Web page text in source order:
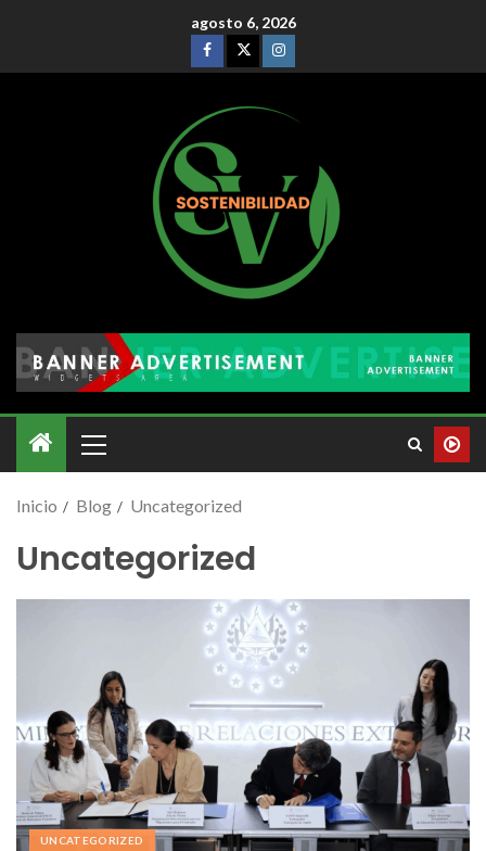
agosto 6, 2026
Inicio Blog Uncategorized
Uncategorized
UNCATEGORIZED